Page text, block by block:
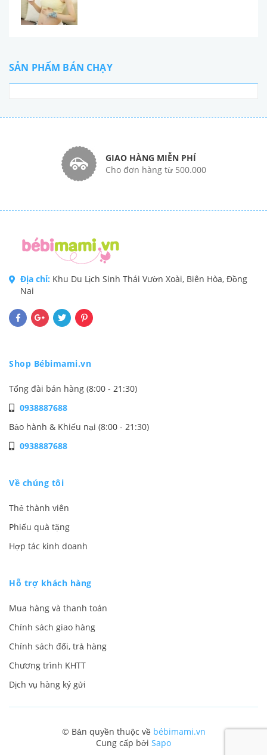
SẢN PHẨM BÁN CHẠY
GIAO HÀNG MIỄN PHÍ
Cho đơn hàng từ 500.000
Địa chỉ: Khu Du Lịch Sinh Thái Vườn Xoài, Biên Hòa, Đồng
Nai
Shop Bébimami.vn
Tổng đài bán hàng (8:00 - 21:30)
0938887688
Bảo hành & Khiếu nại (8:00 - 21:30)
0938887688
Về chúng tôi
Thẻ thành viên
Phiếu quà tặng
Hợp tác kinh doanh
Hỗ trợ khách hàng
Mua hàng và thanh toán
Chính sách giao hàng
Chính sách đổi, trả hàng
Chương trình KHTT
Dịch vụ hàng ký gửi
© Bản quyền thuộc về bébimami.vn
Cung cấp bởi Sapo